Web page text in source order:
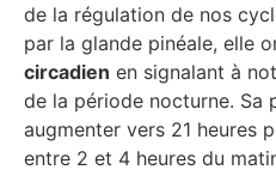
de la régulation de nos
par la glande pinéale, elle
circadien en signalant à
de la période nocturne. Sa
augmenter vers 21 heures
entre 2 et 4 heures du